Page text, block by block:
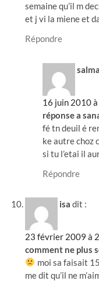
semaine qu’il m
et j vi la miene et
Répondre
16 juin 2010
réponse a
fé tn deuil é
ke autre choz
si tu l’etai il
Répondre
isa dit :
23 février 2009 à
comment ne plus
moi sa faisait
me dit qu’il ne